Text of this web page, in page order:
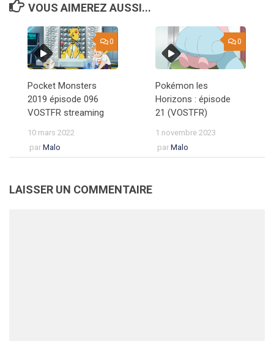
VOUS AIMEREZ AUSSI...
0
Pocket Monsters
2019 épisode 096
VOSTFR streaming
10 mars 2022
par Malo
0
Pokémon les
Horizons : épisode
21 (VOSTFR)
1 novembre 2023
par Malo
LAISSER UN COMMENTAIRE